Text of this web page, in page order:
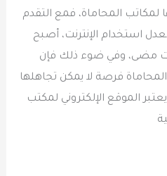
لمكاتب المحاماة، فمع التقدم
استخدام الإنترنت، أصبح
مضى، وفي ضوء ذلك فإن
فرصة لا يمكن تجاهلها
الموقع الإلكتروني لمكتب